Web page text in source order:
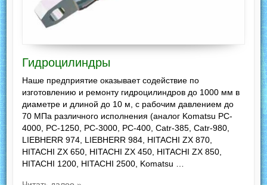
Гидроцилиндры
Наше предприятие оказывает содействие по
изготовлению и ремонту гидроцилиндров до 1000 мм в
диаметре и длиной до 10 м, с рабочим давлением до
70 МПа различного исполнения (аналог Komatsu PC-
4000, PC-1250, РС-3000, РС-400, Catr-385, Catr-980,
LIEBHERR 974, LIEBHERR 984, HITACHI ZX 870,
HITACHI ZX 650, HITACHI ZX 450, HITACHI ZX 850,
HITACHI 1200, HITACHI 2500, Komatsu …